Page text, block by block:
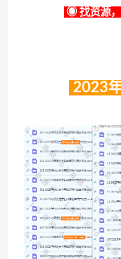
◉ 找资源
2023